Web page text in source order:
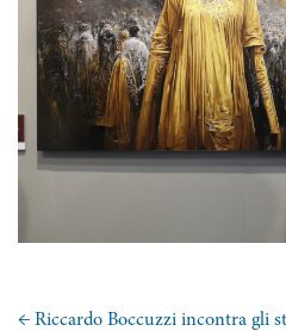
← Riccardo Boccuzzi incontra gli